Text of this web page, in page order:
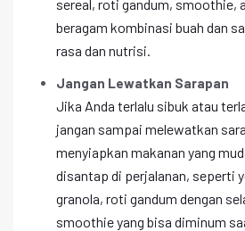
sereal, roti gandum, smoothie,
beragam kombinasi buah dan
rasa dan nutrisi.
Jangan Lewatkan Sarapan
Jika Anda terlalu sibuk atau
jangan sampai melewatkan
menyiapkan makanan yang
disantap di perjalanan, seperti
granola, roti gandum dengan
smoothie yang bisa diminum